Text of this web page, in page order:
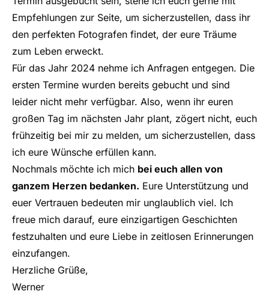
Empfehlungen zur Seite, um sicherzustellen, dass ihr
den perfekten Fotografen findet, der eure Träume
zum Leben erweckt.
Für das Jahr 2024 nehme ich Anfragen entgegen. Die
ersten Termine wurden bereits gebucht und sind
leider nicht mehr verfügbar. Also, wenn ihr euren
großen Tag im nächsten Jahr plant, zögert nicht, euch
frühzeitig bei mir zu melden, um sicherzustellen, dass
ich eure Wünsche erfüllen kann.
Nochmals möchte ich mich bei euch allen von
ganzem Herzen bedanken. Eure Unterstützung und
euer Vertrauen bedeuten mir unglaublich viel. Ich
freue mich darauf, eure einzigartigen Geschichten
festzuhalten und eure Liebe in zeitlosen Erinnerungen
einzufangen.
Herzliche Grüße,
Werner